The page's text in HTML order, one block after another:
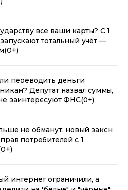
все ваши карты? С 1
тотальный учёт —
(0+)
переводить деньги
Депутат назвал суммы,
заинтересуют ФНС(0+)
не обманут: новый закон
потребителей с 1
интернет ограничили, а